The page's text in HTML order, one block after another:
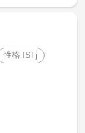
性格 ISTj